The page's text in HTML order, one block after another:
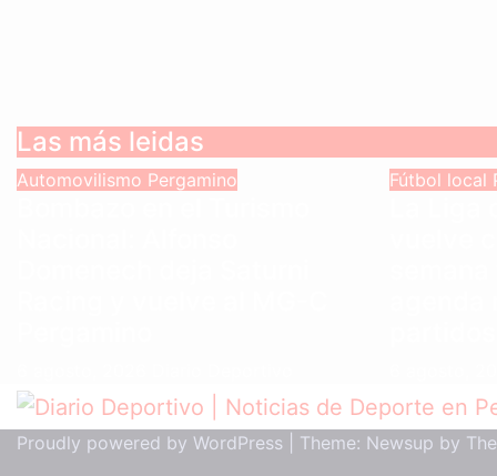
Las más leidas
Automovilismo Pergamino Fútbol local
Proudly powered by WordPress Theme: Newsup by